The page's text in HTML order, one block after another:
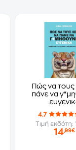
Πώς να τους
πάνε να
4.7
Τιμή εκδότη:
14,99€